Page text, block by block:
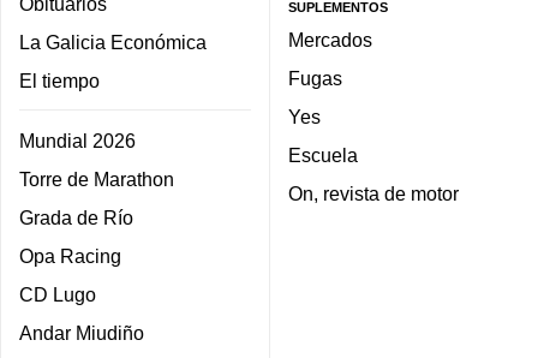
La Galicia Económica
El tiempo
Mundial 2026
Torre de Marathon
Grada de Río
Opa Racing
CD Lugo
Andar Miudiño
SUPLEMENTOS
Mercados
Fugas
Yes
Escuela
On, revista de motor